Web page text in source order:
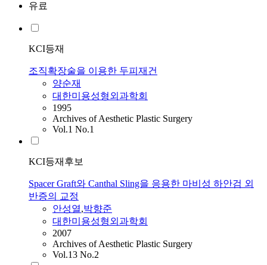
유료
KCI등재
조직확장술을 이용한 두피재건
양순재
대한미용성형외과학회
1995
Archives of Aesthetic Plastic Surgery
Vol.1 No.1
KCI등재후보
Spacer Graft와 Canthal Sling을 응용한 마비성 하안검 외
반증의 교정
안성열,박향준
대한미용성형외과학회
2007
Archives of Aesthetic Plastic Surgery
Vol.13 No.2